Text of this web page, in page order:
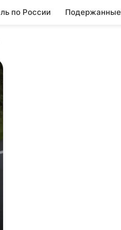
по России Подержанные